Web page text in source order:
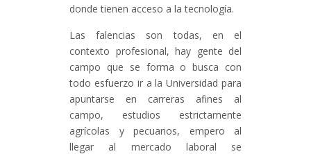
donde tienen acceso a la tecnología.
Las falencias son todas, en el
contexto profesional, hay gente del
campo que se forma o busca con
todo esfuerzo ir a la Universidad para
apuntarse en carreras afines al
campo, estudios estrictamente
agrícolas y pecuarios, empero al
llegar al mercado laboral se